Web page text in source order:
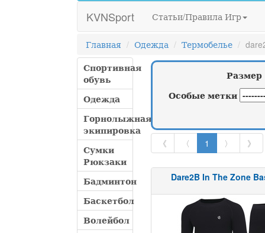
KVNSport Статьи/Правила Игр
Главная Одежда Термобелье
Спортивная
обувь
Одежда
Горнолыжная
экипировка
Сумки
Рюкзаки
Бадминтон
Баскетбол
Волейбол
Размер
Особые метки
《 〈 1 〉 》
Dare2B In The Zone